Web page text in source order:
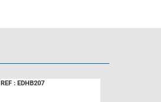
REF : EDHB207